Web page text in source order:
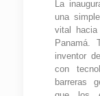
La
una
vital
Panamá.
inventor
con
barreras